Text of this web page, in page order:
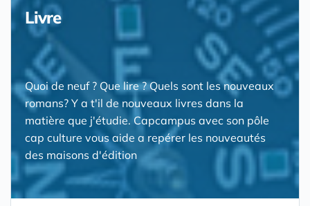
Livre
Quoi de neuf ? Que lire ? Quels sont les nouveaux
romans? Y a t'il de nouveaux livres dans la
matière que j'étudie. Capcampus avec son pôle
cap culture vous aide a repérer les nouveautés
des maisons d'édition